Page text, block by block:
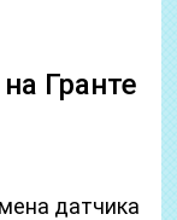
Гранте
датчика